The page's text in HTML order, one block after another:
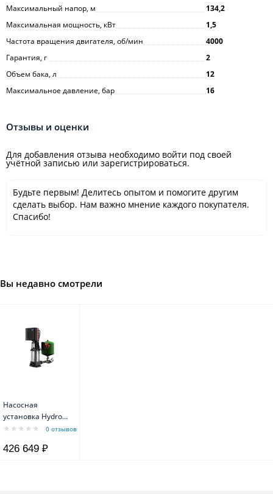
Максимальный напор, м
134,2
Максимальная мощность, кВт
1,5
Частота вращения двигателя, об/мин
4000
Гарантия, г
2
Объем бака, л
12
Максимальное давление, бар
16
Отзывы и оценки
Для добавления отзыва необходимо войти под своей
учётной записью или зарегистрироваться.
Будьте первым! Делитесь опытом и помогите другим
сделать выбор. Нам важно мнение каждого покупателя.
Спасибо!
Вы недавно смотрели
Насосная
установка Hydro
Solo E CRE 3-15 U2
0 отзывов
426 649 ₽